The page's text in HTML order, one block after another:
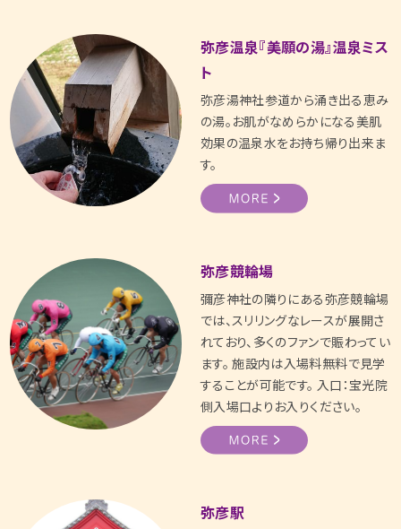
弥彦温泉『美願の湯』温泉ミス
ト
弥彦湯神社参道から涌き出る恵み
の湯。お肌がなめらかになる美肌
効果の温泉水をお持ち帰り出来ま
す。
弥彦競輪場
彌彦神社の隣りにある弥彦競輪場
では、スリリングなレースが展開さ
れており、多くのファンで賑わってい
ます。 施設内は入場料無料で見学
することが可能です。 入口：宝光院
側入場口よりお入りください。
弥彦駅